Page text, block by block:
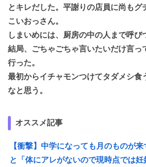
とキレだした。平謝りの店員に尚もグ
こいおっさん。
しまいめには、厨房の中の人まで呼び
結局、ごちゃごちゃ言いたいだけ言っ
行った。
最初からイチャモンつけてタダメシ食
なと思う。
オススメ記事
【衝撃】中学になっても月のものが来
と「体にアレがないので現時点では